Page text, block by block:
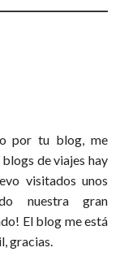
por tu blog, me
de viajes hay
visitados unos
nuestra gran
El blog me está
gracias.